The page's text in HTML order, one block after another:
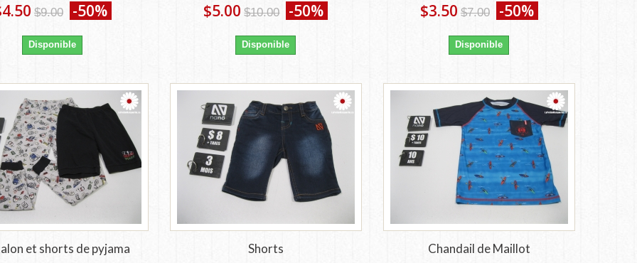
$9.00 -50%
Disponible
$5.00 $10.00 -50%
Disponible
$3.50 $7.00 -50%
Disponible
et shorts de pyjama Shorts Chandail de Maillot